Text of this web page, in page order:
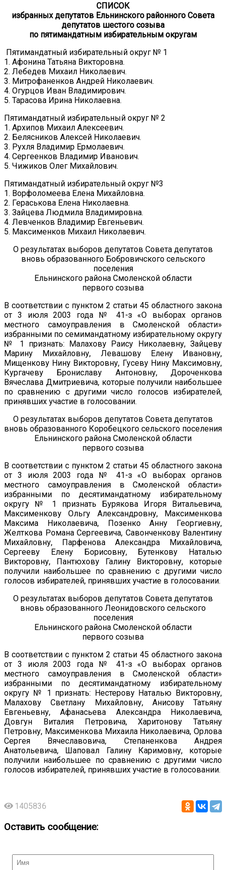
СПИСОК
избранных депутатов Ельнинского районного Совета
депутатов шестого созыва
по пятимандатным избирательным округам
Пятимандатный избирательный округ № 1
1. Афонина Татьяна Викторовна.
2. Лебедев Михаил Николаевич.
3. Митрофаненков Андрей Николаевич.
4. Огурцов Иван Владимирович.
5. Тарасова Ирина Николаевна.
Пятимандатный избирательный округ № 2
1. Архипов Михаил Алексеевич.
2. Белясников Алексей Николаевич.
3. Рухля Владимир Ермолаевич.
4. Сергеенков Владимир Иванович.
5. Чижиков Олег Михайлович.
Пятимандатный избирательный округ №3
1. Ворфоломеева Елена Михайловна.
2. Гераськова Елена Николаевна.
3. Зайцева Людмила Владимировна.
4. Левченков Владимир Евгеньевич.
5. Максименков Михаил Николаевич.
О результатах выборов депутатов Совета депутатов
вновь образованного Бобровичского сельского
поселения
Ельнинского района Смоленской области
первого созыва
В соответствии с пунктом 2 статьи 45 областного закона
от 3 июля 2003 года № 41-з «О выборах органов
местного самоуправления в Смоленской области»
избранными по семимандатному избирательному округу
№ 1 признать: Малахову Раису Николаевну, Зайцеву
Марину Михайловну, Левашову Елену Ивановну,
Мищенкову Нину Викторовну, Гусеву Нину Максимовну,
Кургачеву Брониславу Антоновну, Дороченкова
Вячеслава Дмитриевича, которые получили наибольшее
по сравнению с другими число голосов избирателей,
принявших участие в голосовании.
О результатах выборов депутатов Совета депутатов
вновь образованного Коробецкого сельского поселения
Ельнинского района Смоленской области
первого созыва
В соответствии с пунктом 2 статьи 45 областного закона
от 3 июля 2003 года № 41-з «О выборах органов
местного самоуправления в Смоленской области»
избранными по десятимандатному избирательному
округу № 1 признать Бурякова Игоря Витальевича,
Максименкову Ольгу Александровну, Максименкова
Максима Николаевича, Позенко Анну Георгиевну,
Желткова Романа Сергеевича, Савонченкову Валентину
Михайловну, Парфенова Александра Михайловича,
Сергееву Елену Борисовну, Бутенкову Наталью
Викторовну, Пантюхову Галину Викторовну, которые
получили наибольшее по сравнению с другими число
голосов избирателей, принявших участие в голосовании.
О результатах выборов депутатов Совета депутатов
вновь образованного Леонидовского сельского
поселения
Ельнинского района Смоленской области
первого созыва
В соответствии с пунктом 2 статьи 45 областного закона
от 3 июля 2003 года № 41-з «О выборах органов
местного самоуправления в Смоленской области»
избранными по десятимандатному избирательному
округу № 1 признать: Нестерову Наталью Викторовну,
Малахову Светлану Михайловну, Анисову Татьяну
Евгеньевну, Афанасьева Александра Николаевича,
Довгун Виталия Петровича, Харитонову Татьяну
Петровну, Максименкова Михаила Николаевича, Орлова
Сергея Вячеславовича, Степаненкова Андрея
Анатольевича, Шаповал Галину Каримовну, которые
получили наибольшее по сравнению с другими число
голосов избирателей, принявших участие в голосовании.
1405836
Оставить сообщение: